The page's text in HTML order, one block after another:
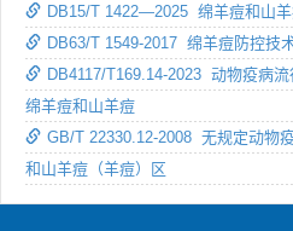
DB15/T 1422—2025 绵羊痘和山
DB63/T 1549-2017 绵羊痘防控技
DB4117/T169.14-2023 动物疫病
绵羊痘和山羊痘
GB/T 22330.12-2008 无规定动物
和山羊痘（羊痘）区